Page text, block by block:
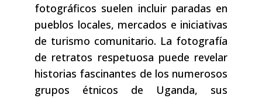
fotográficos suelen incluir paradas en
pueblos locales, mercados e iniciativas
de turismo comunitario. La fotografía
de retratos respetuosa puede revelar
historias fascinantes de los numerosos
grupos étnicos de Uganda, sus